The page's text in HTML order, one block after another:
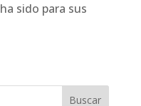
sido para sus